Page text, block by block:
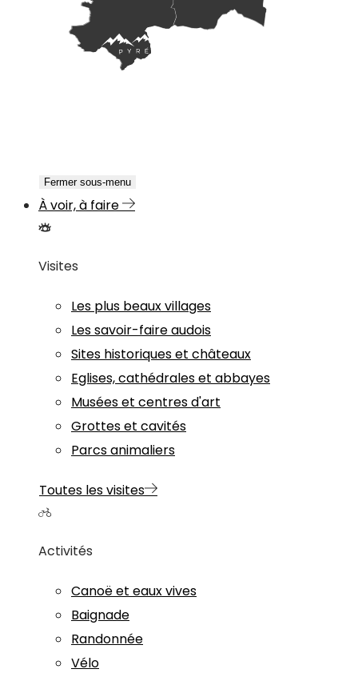
Fermer sous-menu
À voir, à faire
Visites
Les plus beaux villages
Les savoir-faire audois
Sites historiques et châteaux
Eglises, cathédrales et abbayes
Musées et centres d'art
Grottes et cavités
Parcs animaliers
Toutes les visites
Activités
Canoë et eaux vives
Baignade
Randonnée
Vélo